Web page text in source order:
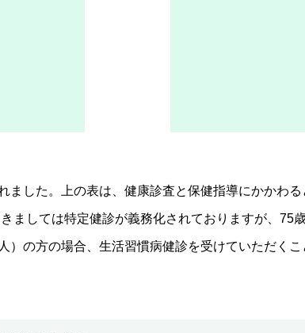
ました。上の表は、健康診査と保健指導にかかわ
ましては特定健診が義務化されておりますが、75
の方の場合、生活習慣病健診を受けていただく